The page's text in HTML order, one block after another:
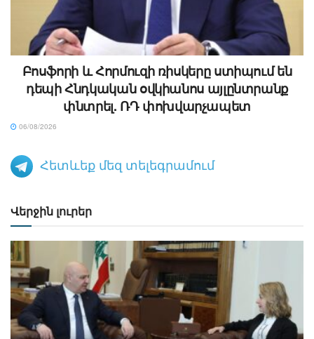
Բոսֆորի և Հորմուզի ռիսկերը ստիպում են
դեպի Հնդկական օվկիանոս այլընտրանք
փնտրել. ՌԴ փոխվարչապետ
06/08/2026
Հետևեք մեզ տելեգրամում
Վերջին լուրեր